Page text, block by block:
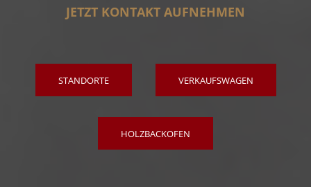
JETZT KONTAKT AUFNEHMEN
STANDORTE VERKAUFSWAGEN
HOLZBACKOFEN